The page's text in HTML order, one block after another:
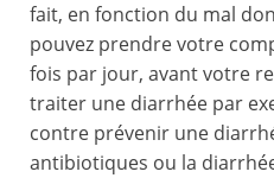
fait, en fonction du mal
pouvez prendre votre
fois par jour, avant votre
traiter une diarrhée par
contre prévenir une
antibiotiques ou la